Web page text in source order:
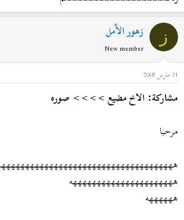
ز زهور الأمل
New member
31 مارس 2005
مشاركة: الاخ مضيع >>>> صوره
مرحبا
ههههههههههههههههههههههه
ههههههه